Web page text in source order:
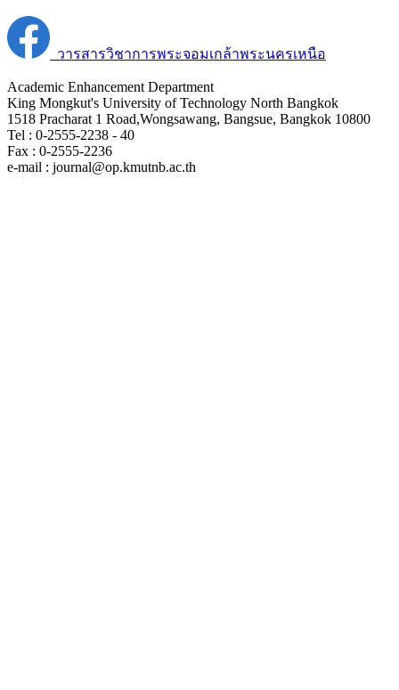
วารสารวิชาการพระจอมเกล้าพระนครเหนือ
Academic Enhancement Department
King Mongkut's University of Technology North Bangkok
1518 Pracharat 1 Road,Wongsawang, Bangsue, Bangkok 10800
Tel : 0-2555-2238 - 40
Fax : 0-2555-2236
e-mail : journal@op.kmutnb.ac.th